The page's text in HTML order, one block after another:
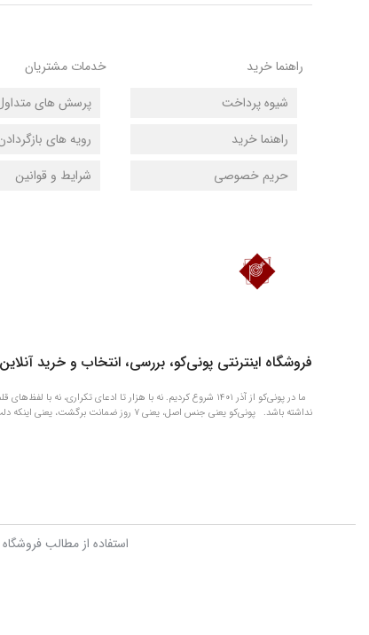
راهنما خرید
شیوه پرداخت
راهنما خرید
حریم خصوصی
خدمات مشتریان
پرسش های
رویه های
شرایط و قوانین
فروشگاه اینترنتی پونی‌کو، بررسی، انتخاب و خرید آنلاین
ما در پونی‌کو از آذر ۱۴۰۱ شروع کردیم. نه با هزار تا ادعای
نداشته باشد. پونی‌کو یعنی جنس اصل، یعنی ۷ روز ضمانت برگشت، یعنی اینکه دلت بخواهد چیزی را الان بگیری و بعداً آروم آروم حسابی‌اش را بدهی.
استفاده از مطالب